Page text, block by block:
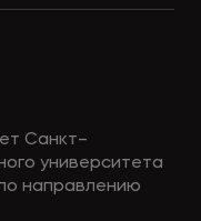
Санкт–
университета
направлению